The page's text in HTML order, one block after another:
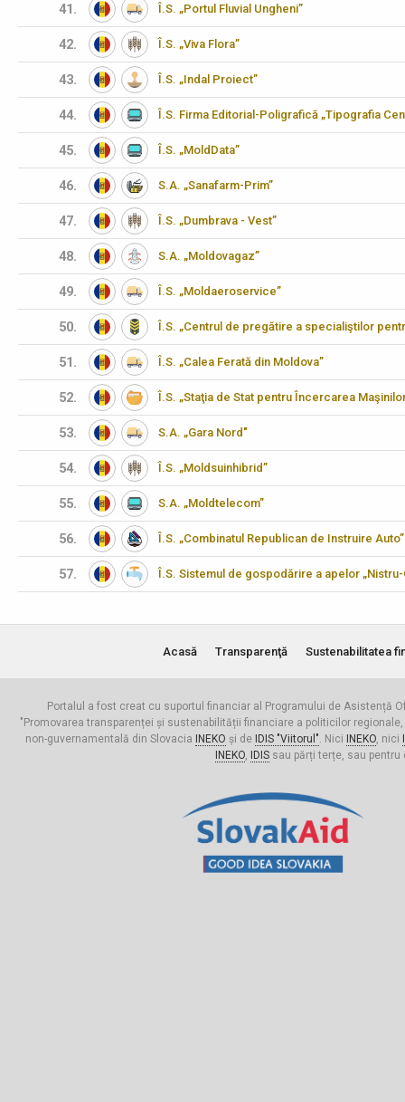
41. Î.S. „Portul Fluvial Ungheni”
42. Î.S. „Viva Flora”
43. Î.S. „Indal Proiect”
44. Î.S. Firma Editorial-Poligrafică „Tipografia
45. Î.S. „MoldData”
46. S.A. „Sanafarm-Prim”
47. Î.S. „Dumbrava - Vest”
48. S.A. „Moldovagaz”
49. Î.S. „Moldaeroservice”
50. Î.S. „Centrul de pregătire a specialiştilor
51. Î.S. „Calea Ferată din Moldova”
52. Î.S. „Staţia de Stat pentru Încercarea
53. S.A. „Gara Nord"
54. Î.S. „Moldsuinhibrid”
55. S.A. „Moldtelecom”
56. Î.S. „Combinatul Republican de Instruire Auto”
57. Î.S. Sistemul de gospodărire a apelor „Nistru-
Acasă Transparenţă Sustenabilitatea
Portalul a fost creat cu suportul financiar al Programului de Asistență
"Promovarea transparenței și sustenabilității financiare a politicilor
non-guvernamentală din Slovacia
INEKO și de IDIS "Viitorul". Nici INEKO, nici
INEKO, IDISsau părți terțe, sau pentru